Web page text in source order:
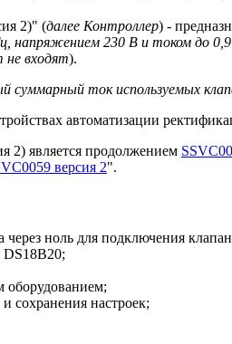
2)" (далее Контроллер) -
напряжением 230 В и током до
не входят).
ток используемых
автоматизации
2) является продолжением
версия 2".
ноль для подключения
оборудованием;
сохранения настроек;